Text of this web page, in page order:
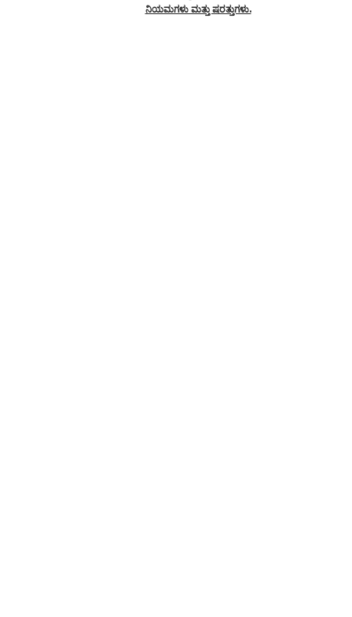
ನಿಯಮಗಳು ಮತ್ತು ಷರತ್ತುಗಳು.